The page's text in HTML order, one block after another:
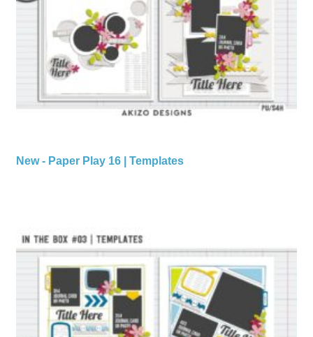
New - Paper Play 16 | Templates